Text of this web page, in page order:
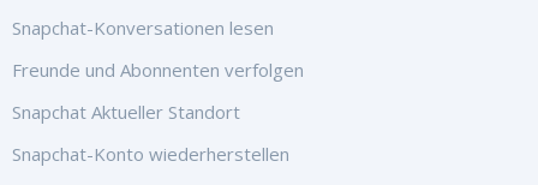
Snapchat-Konversationen lesen
Freunde und Abonnenten verfolgen
Snapchat Aktueller Standort
Snapchat-Konto wiederherstellen